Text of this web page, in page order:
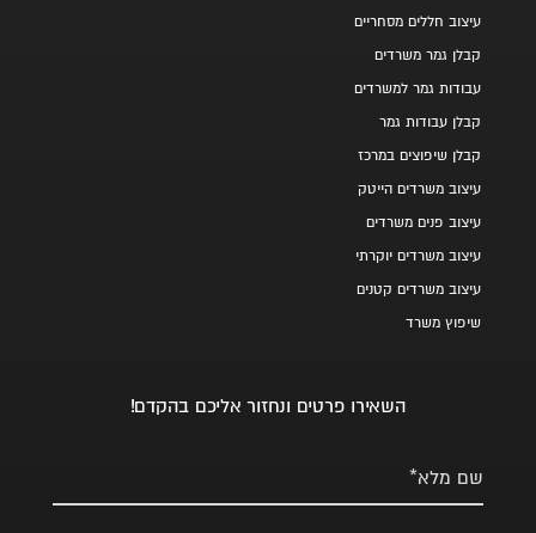
עיצוב חללים מסחריים
קבלן גמר משרדים
עבודות גמר למשרדים
קבלן עבודות גמר
קבלן שיפוצים במרכז
עיצוב משרדים הייטק
עיצוב פנים משרדים
עיצוב משרדים יוקרתי
עיצוב משרדים קטנים
שיפוץ משרד
השאירו פרטים ונחזור אליכם בהקדם!